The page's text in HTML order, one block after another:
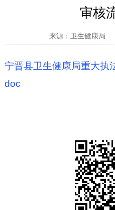
审核
来源：卫生健康局
宁晋县卫生健康局重大执
doc